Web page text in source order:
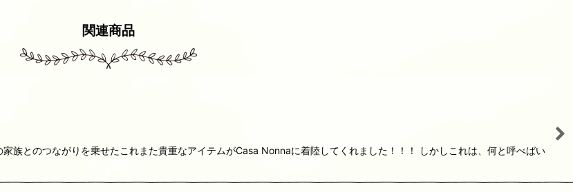
関連商品
族とのつながりを乗せたこれまた貴重なアイテムがCasa Nonnaに着陸してくれました！！！ しかしこれは、何と呼べばい